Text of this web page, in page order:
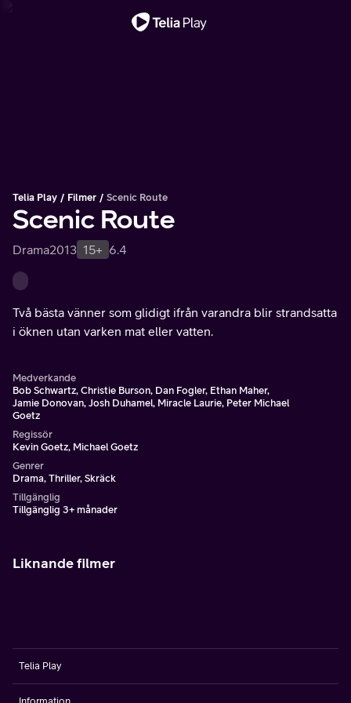
Telia Play Filmer Scenic Route
Scenic Route
Drama2013 15+ 6.4
Två bästa vänner som glidigt ifrån varandra blir strandsatta
i öknen utan varken mat eller vatten.
Medverkande
Bob Schwartz, Christie Burson, Dan Fogler, Ethan Maher,
Jamie Donovan, Josh Duhamel, Miracle Laurie, Peter Michael
Goetz
Regissör
Kevin Goetz, Michael Goetz
Genrer
Drama, Thriller, Skräck
Tillgänglig
Tillgänglig 3+ månader
Liknande filmer
Telia Play